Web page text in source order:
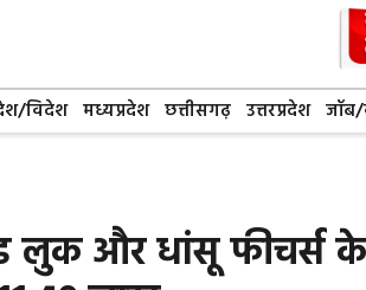
विदेश मध्यप्रदेश छत्तीसगढ़ उत्तरप्रदेश
लुक और धांसू फीचर्स